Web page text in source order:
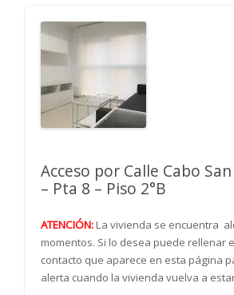
Acceso por Calle Cabo
– Pta 8 – Piso 2°B
ATENCIÓN:La vivienda se encuentra
momentos. Si lo desea puede rellenar
contacto que aparece en esta página
alerta cuando la vivienda vuelva a